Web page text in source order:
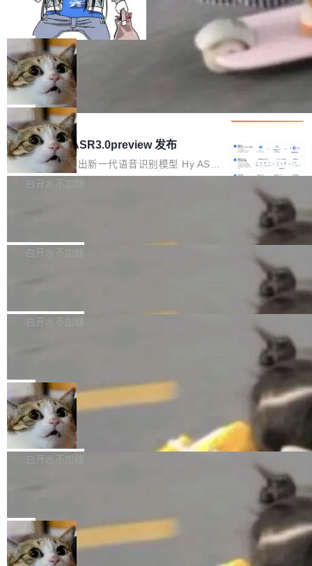
b 安装 支持 Java 8+（8~26）、macOS / Linu
x / Windows / Harmony PC。 # macOS / Linu
x / Harmony PC curl -fsSL https://solon.noea
r.org/solon...
个文件，其规模远超单次模型调用可承载的上下
文窗口。随着项目规模的持续扩张与代码历史的
不断累积，代码仓中的模块关系、接口契约、业
务逻辑等关键信息往往分散于数十乃至数百个文
件之中，形成高度复杂的知识关联网络。传统的
代码检索手段（如关键词匹配、目录遍历）仅能
在语法层面完成文本定位，难以触及代码的语义
内涵与结构关联，导致开发者使用代码智能体在
理解大规模代码仓时面临显著"代码仓理解"瓶
颈。 代码仓深度理解服务（以下简称" CodeBas
e深度理解服务"）是华为云码道（CodeA...
一条“删库”命令跑 17 小时，算法工程
师删光 89TB 数据只为干私活
最高人民检察院8月4日公布了一起案件：北京一
名90后算法工程师王某，为了给自己接的私活腾
服务器空间，删光了公司AI游戏部门的全部核心
数据。 王某2024年1月入职东城区某科技公司AI
短剧部门，有互联网大厂背景。在公司内部架构
调整期间，部门三次通知全员将数据从A集群迁
移到B集群，王某都回复了"收到"。 他没有迁移
数据。2024年9月3日下午4点，他使用此前登录
的账号密码进入A集群，输入了一条被程序员圈
称为"删库跑路"的命令——最高管理员权限、无
自研的多个文生3D和...
局
Cloudflare 分享推理优化实践：KV ca
che 量化 + 权重压缩，吞吐量提升 4
1%，成本降 30%
Kimi 和 GLM 是当前最强的大模型系列之一，但
它们有一个共同的问题：太吃显存了。月之暗面
的 Kimi K 系列和智谱的 GLM 都是长上下文、M
oE 架构的大模型，好用到让人上瘾，但 GPU 显
存永远不够用。 Cloudflare 的 Workers AI 团队
一直在跑这些模型的推理。他们在官方博客上发
整性保护。效果是：吞吐量提升 41%，每 token
局
腾讯混元 Hy ASR3.0preview 发布
腾讯混元正式推出新一代语音识别模型 Hy ASR
3.0preview。基于最新一代大语言模型 Hy3 的
让语音识别不再只是听清，而是真正听懂。通过
w 不要求标准普通话，方言识别覆盖粤语、吴语
白开水不加糖
新和少量网页兼容性修复版本。 Changes/fixe
容提供的字体时出现的几个问题 为避免音频加
质的最低采样率）的音频格式将被拒绝 修复了 C
SS 圆角虚线样式中可能存在的问题 如果表单中
的图像元素不在同一个子树中，则它们将不再关
联 加...
白开水不加糖
发布的 Release Notes，他利用 AI 工具（如 Co
最强的若干项。对于尚未正式发版的 PG 19，则
通过拉取过去一年内（从 PG 18 Beta1 时间点
至今）的所有 commit，同样交由 AI 分析提炼。
经过人工复核，准确度令人满意。这一方法也为
社区爱好者提供了高效跟踪新版本的思路。
白开水不加糖
维护工作一直与我的日常工作、家务、社交生活
和休闲娱乐竞争时间。" 这是 libexpat 维护者 S
ebastian Pipping 写在博客里的话。8 月 4 日，
他宣布了一个新消息：从 2026 年 8 月 1 日起，
他可以全职维护 libexpat 了，最长 6 个月。发
库之一。你的操作系统、浏览器、无数的基础设
施软件，很可能都在用它。而过去十年，维护它
的人一直在用业余...
局
Firefox 153.0.3 发布
Firefox 153.0.3 现已发布，具体更新内容如
下： New Smart Window 包含多项增强功能：
gi?id=2019042">Bug&nbsp;2019042</a>）</l
i> <li>现在，助手可以直接使用 Exa 的网络搜索
结果回答问题，而无需将问题转交给搜索引擎。
白开水不加糖
的 npm 包。项目的核心论点是：容器不适合 Ag
ent 计算。真正适合的，是 Isolate。 Cloudflare
工程师在这件事上没什么可谦虚的——他们用 W
局
OpenAI 公开邮件和聊天记录回应苹果